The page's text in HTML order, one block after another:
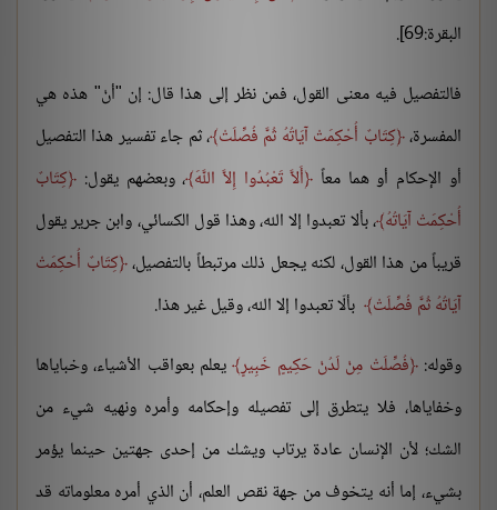
البقرة:69].
فالتفصيل فيه معنى القول، فمن نظر إلى هذا قال: إن "أنْ" هذه هي
المفسرة، كِتَابٌ أُحْكِمَتْ آيَاتُهُ ثُمَّ فُصِّلَتْ ، ثم جاء تفسير هذا التفصيل
أو الإحكام أو هما معاً أَلاَّ تَعْبُدُوا إِلاَّ اللَّهَ ، وبعضهم يقول:
كِتَابٌ
أُحْكِمَتْ آيَاتُهُ ، بألا تعبدوا إلا الله، وهذا قول الكسائي، وابن جرير يقول
قريباً من هذا القول، لكنه يجعل ذلك مرتبطاً بالتفصيل، كِتَابٌ أُحْكِمَتْ
آيَاتُهُ ثُمَّ فُصِّلَتْ
بألّا تعبدوا إلا الله، وقيل غير هذا.
وقوله: فُصِّلَتْ مِنْ لَدُنْ حَكِيمٍ خَبِيرٍ يعلم بعواقب الأشياء، وخباياها
وخفاياها، فلا يتطرق إلى تفصيله وإحكامه وأمره ونهيه شيء من
الشك؛ لأن الإنسان عادة يرتاب ويشك من إحدى جهتين حينما يؤمر
بشيء، إما أنه يتخوف من جهة نقص العلم، أن الذي أمره معلوماته قد